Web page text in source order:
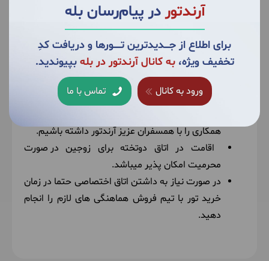
آرندتوردر پیام‌رسان بله
برای اطلاع از جــــدیدترین تــــــورها و دریافت کدِ
تخفیف ویژه،به کانال آرندتور در بله بپیوندید.
ورود به کانال تماس با ما
اطلاعات تکمیلی
اقامت:
اختصاص اتاق یک تخته، دو تخته و... به عزیزان
همسفربستگی به ترکیب نفرات تور دارد. با این حال
همکاری را با همسفران عزیز آرندتور داشته باشیم.
اقامت در اتاق دوتخته برای زوجین در صورت
محرمیت امکان پذیر میباشد.
در صورت نیاز به داشتن اتاق اختصاصی حتما در زمان
خرید تور با تیم فروش هماهنگی های لازم را انجام
دهید.